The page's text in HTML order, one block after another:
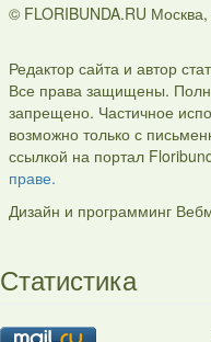
© FLORIBUNDA.RU Москва,
Редактор сайта и автор
Все права защищены.
запрещено. Частичное
возможно только с
ссылкой на портал
праве.
Дизайн и программинг
Статистика